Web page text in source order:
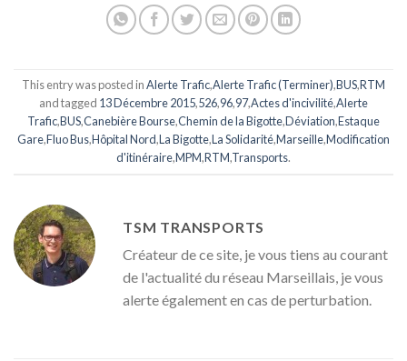
This entry was posted inAlerte Trafic,Alerte Trafic (Terminer),BUS,RTM
and tagged 13 Décembre 2015,526,96,97,Actes d'incivilité,Alerte
Trafic,BUS,Canebière Bourse,Chemin de la Bigotte,Déviation,Estaque
Gare,Fluo Bus,Hôpital Nord,La Bigotte,La Solidarité,Marseille,Modification
d'itinéraire,MPM,RTM,Transports.
TSM TRANSPORTS
Créateur de ce site, je vous tiens au courant
de l'actualité du réseau Marseillais, je vous
alerte également en cas de perturbation.